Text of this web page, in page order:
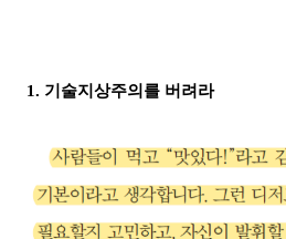
1. 기술지상주의를 버려라